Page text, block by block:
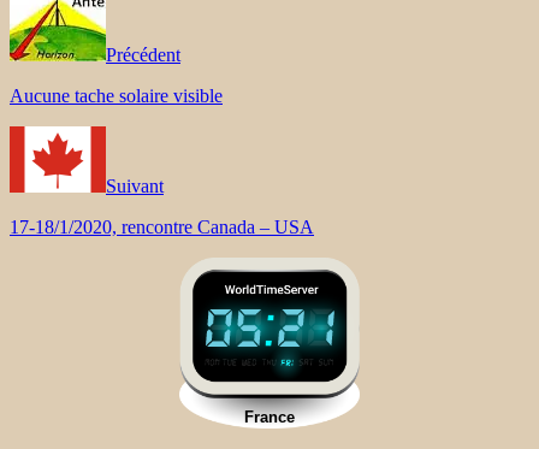
Précédent
Aucune tache solaire visible
Suivant
17-18/1/2020, rencontre Canada – USA